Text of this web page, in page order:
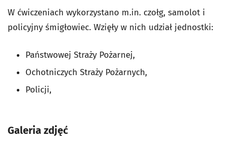
W ćwiczeniach wykorzystano m.in. czołg, samolot i
policyjny śmigłowiec. Wzięły w nich udział jednostki:
Państwowej Straży Pożarnej,
Ochotniczych Straży Pożarnych,
Policji,
Galeria zdjęć